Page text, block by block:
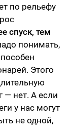
по рельефу
спуск, тем
понимать,
Этого
— нет. А если
у нас могут
не одной,